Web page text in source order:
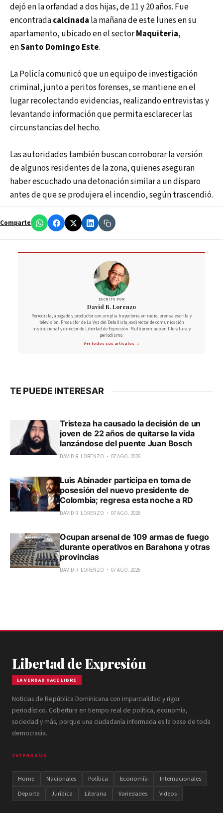
dejó en la orfandad a dos hijas, de 11 y 20 años. Fue
encontradacalcinada la mañana de este lunes en su
apartamento, ubicado en el sectorMaquiteria,
enSanto Domingo Este.
La Policía comunicó que un equipo de investigación
criminal, junto a peritos forenses, se mantiene en el
lugar recolectando evidencias, realizando entrevistas y
levantando información que permita esclarecer las
circunstancias del hecho.
Las autoridades también buscan corroborar la versión
de algunos residentes de la zona, quienes aseguran
haber escuchado una detonación similar a un disparo
antes de que se produjera el incendio, según trascendió.
Comparte
ESCRITO POR
David R. Lorenzo
Periodista, abogado y productor con amplia trayectoria en radio, prensa escrita y
televisión. Productor de La Voz del Detallista, exdirector de comunicación
institucional y director de Libertad de Expresión. Multipremiado en literatura y
periodismo.
Ver todos sus artículos →
TE PUEDE INTERESAR
Tristeza ha causado la decisión de un
joven de 22 años de quitarse la vida
lanzándose del puente Juan Bosch
DAVID R. LORENZO 07 AGO. 2026
Luis Abinader participa en toma de
posesión del nuevo presidente de
Colombia; regresa esta noche a RD
DAVID R. LORENZO 07 AGO. 2026
Ocupan arsenal de 109 armas de fuego
durante operativos en Barahona y otras
provincias
DAVID R. LORENZO 07 AGO. 2026
Libertad de Expresión
LA VERDAD HACE LIBRE
Noticias de República Dominicana con imparcialidad y rigor
periodístico. Cobertura en tiempo real de política, economía,
sociedad y más, porque una ciudadanía informada es la base de toda
democracia.
CATEGORÍAS
Home Nacionales Política Economía
Internacionales
Deporte
Jurídica Literaria Variedades Videos